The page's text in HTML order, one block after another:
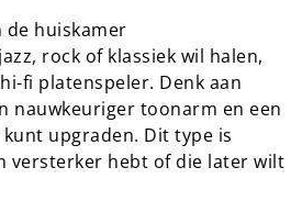
huiskamer
rock of klassiek wil halen,
fi platenspeler. Denk aan
nauwkeuriger toonarm en een
upgraden. Dit type is
versterker hebt of die later wilt